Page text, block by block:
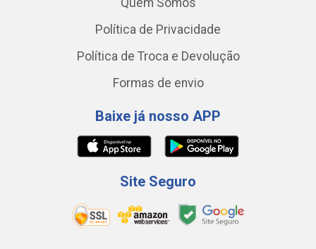
Quem Somos
Política de Privacidade
Política de Troca e Devolução
Formas de envio
Baixe já nosso APP
Site Seguro